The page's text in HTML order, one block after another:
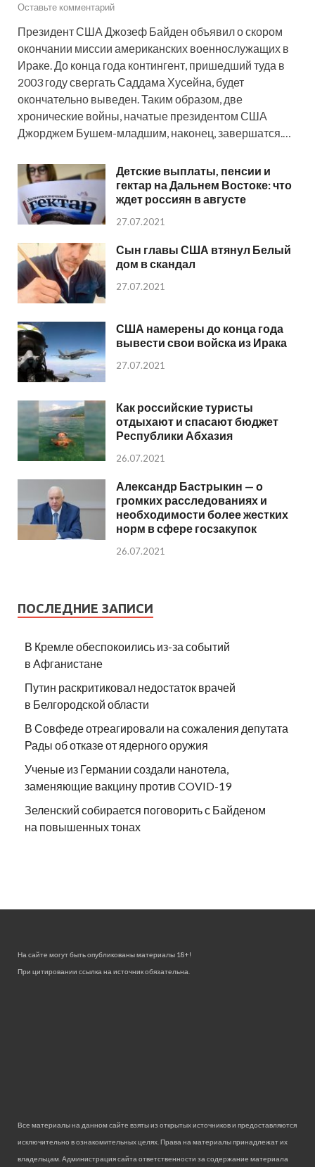
Оставьте комментарий
Президент США Джозеф Байден объявил о скором
окончании миссии американских военнослужащих в
Ираке. До конца года контингент, пришедший туда в
2003 году свергать Саддама Хусейна, будет
окончательно выведен. Таким образом, две
хронические войны, начатые президентом США
Джорджем Бушем-младшим, наконец, завершатся.…
Детские выплаты, пенсии и
гектар на Дальнем Востоке: что
ждет россиян в августе
27.07.2021
Сын главы США втянул Белый
дом в скандал
27.07.2021
США намерены до конца года
вывести свои войска из Ирака
27.07.2021
Как российские туристы
отдыхают и спасают бюджет
Республики Абхазия
26.07.2021
Александр Бастрыкин — о
громких расследованиях и
необходимости более жестких
норм в сфере госзакупок
26.07.2021
ПОСЛЕДНИЕ ЗАПИСИ
В Кремле обеспокоились из-за событий
в Афганистане
Путин раскритиковал недостаток врачей
в Белгородской области
В Совфеде отреагировали на сожаления депутата
Рады об отказе от ядерного оружия
Ученые из Германии создали нанотела,
заменяющие вакцину против COVID-19
Зеленский собирается поговорить с Байденом
на повышенных тонах
На сайте могут быть опубликованы материалы 18+!
При цитировании ссылка на источник обязательна.
Все материалы на данном сайте взяты из открытых источников и предоставляются
исключительно в ознакомительных целях. Права на материалы принадлежат их
владельцам. Администрация сайта ответственности за содержание материала